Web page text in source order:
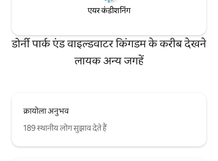
एयर कंडीशनिंग
डोर्नी पार्क एंड वाइल्डवाटर किंगडम के करीब देखने
लायक अन्य जगहें
क्रायोला अनुभव
189 स्थानीय लोग सुझाव देते हैं